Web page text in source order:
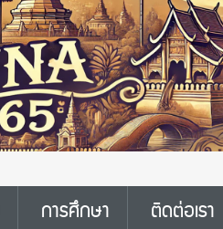
การศึกษา ติดต่อเรา